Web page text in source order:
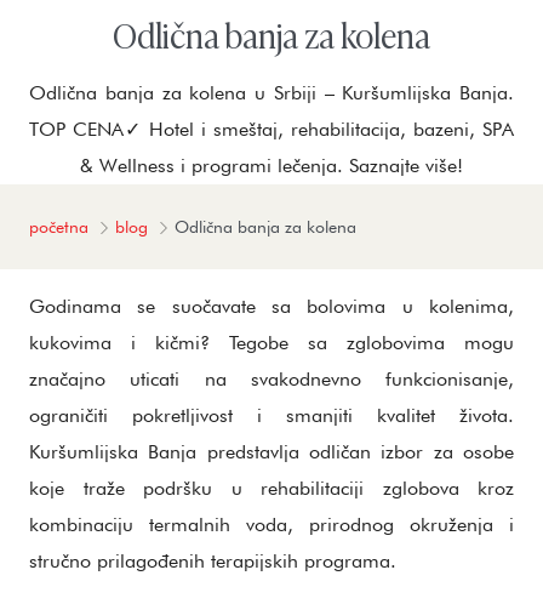
Odlična banja za kolena
Odlična banja za kolena u Srbiji – Kuršumlijska Banja.
TOP CENA✓ Hotel i smeštaj, rehabilitacija, bazeni, SPA
& Wellness i programi lečenja. Saznajte više!
početna blog Odlična banja za kolena
Godinama se suočavate sa bolovima u kolenima,
kukovima i kičmi? Tegobe sa zglobovima mogu
značajno uticati na svakodnevno funkcionisanje,
ograničiti pokretljivost i smanjiti kvalitet života.
Kuršumlijska Banja predstavlja odličan izbor za osobe
koje traže podršku u rehabilitaciji zglobova kroz
kombinaciju termalnih voda, prirodnog okruženja i
stručno prilagođenih terapijskih programa.